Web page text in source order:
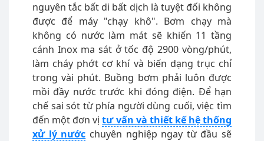
nguyên tắc bất di bất dịch là tuyệt đối không
được để máy "chạy khô". Bơm chạy mà
không có nước làm mát sẽ khiến 11 tầng
cánh Inox ma sát ở tốc độ 2900 vòng/phút,
làm cháy phớt cơ khí và biến dạng trục chỉ
trong vài phút. Buồng bơm phải luôn được
mồi đầy nước trước khi đóng điện. Để hạn
chế sai sót từ phía người dùng cuối, việc tìm
đến một đơn vịtư vấn và thiết kế hệ thống
xử lý nước chuyên nghiệp ngay từ đầu sẽ